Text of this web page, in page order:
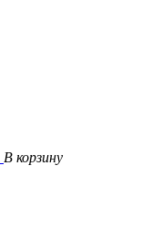
В корзину